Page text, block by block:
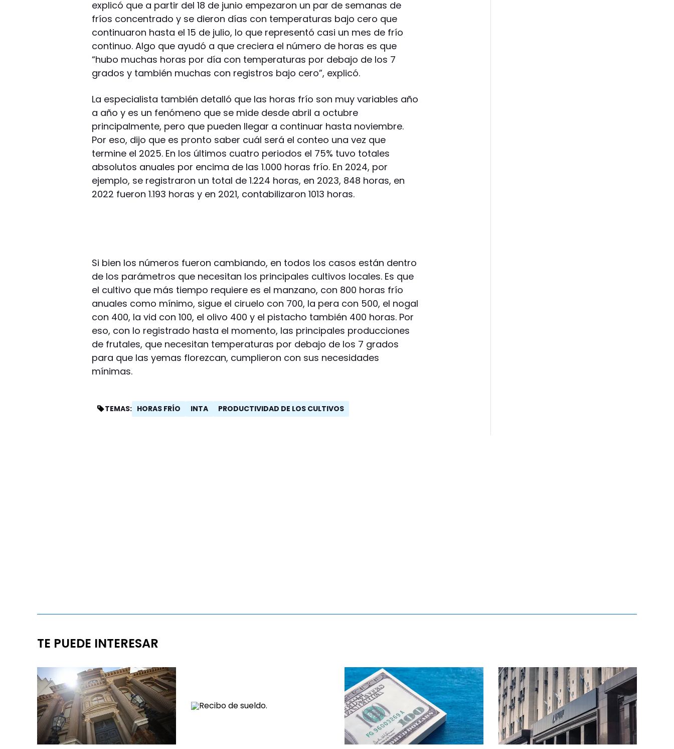
explicó que a partir del 18 de junio empezaron un par de semanas de
fríos concentrado y se dieron días con temperaturas bajo cero que
continuaron hasta el 15 de julio, lo que representó casi un mes de frío
continuo. Algo que ayudó a que creciera el número de horas es que
“hubo muchas horas por día con temperaturas por debajo de los 7
grados y también muchas con registros bajo cero”, explicó.
La especialista también detalló que las horas frío son muy variables año
a año y es un fenómeno que se mide desde abril a octubre
principalmente, pero que pueden llegar a continuar hasta noviembre.
Por eso, dijo que es pronto saber cuál será el conteo una vez que
termine el 2025. En los últimos cuatro periodos el 75% tuvo totales
absolutos anuales por encima de las 1.000 horas frío. En 2024, por
ejemplo, se registraron un total de 1.224 horas, en 2023, 848 horas, en
2022 fueron 1.193 horas y en 2021, contabilizaron 1013 horas.
Si bien los números fueron cambiando, en todos los casos están dentro
de los parámetros que necesitan los principales cultivos locales. Es que
el cultivo que más tiempo requiere es el manzano, con 800 horas frío
anuales como mínimo, sigue el ciruelo con 700, la pera con 500, el nogal
con 400, la vid con 100, el olivo 400 y el pistacho también 400 horas. Por
eso, con lo registrado hasta el momento, las principales producciones
de frutales, que necesitan temperaturas por debajo de los 7 grados
para que las yemas florezcan, cumplieron con sus necesidades
mínimas.
TEMAS: HORAS FRÍO INTA PRODUCTIVIDAD DE LOS CULTIVOS
TE PUEDE INTERESAR